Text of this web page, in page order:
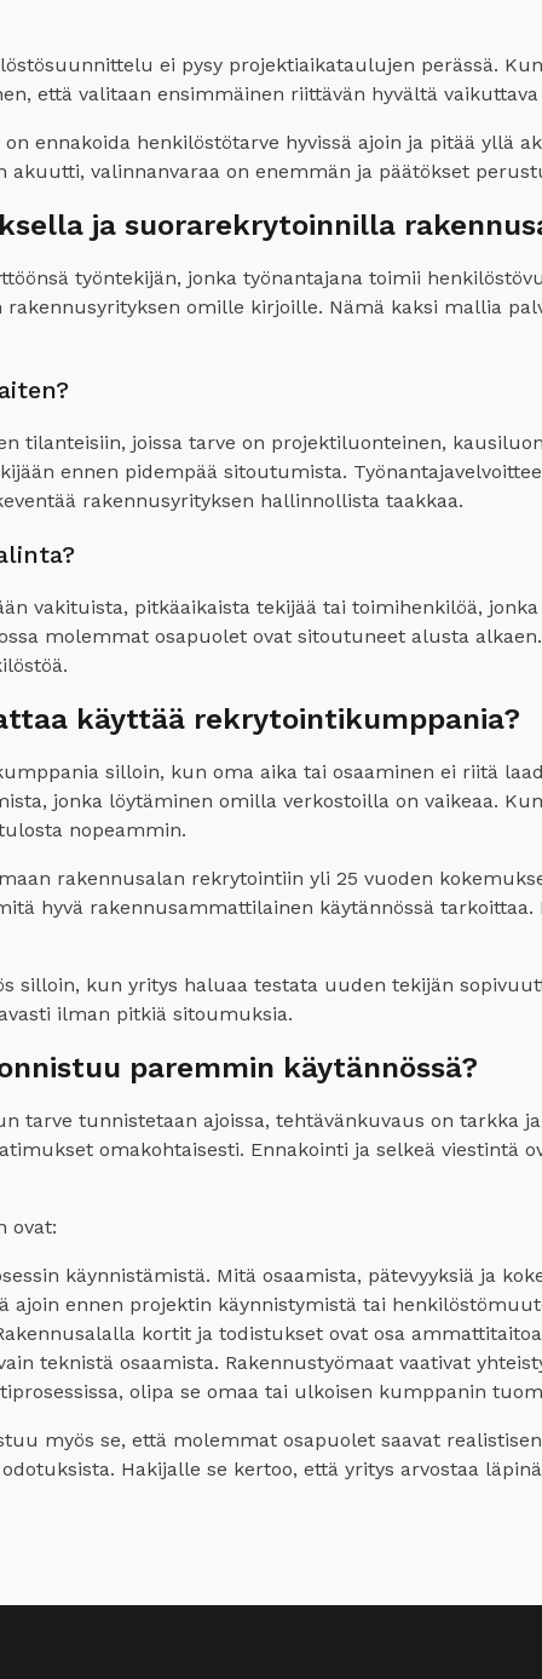
ei pysy projektiaikataulujen perässä.
että valitaan ensimmäinen riittävän hyvältä
ennakoida henkilöstötarve hyvissä ajoin ja pitää yllä
akuutti, valinnanvaraa on enemmän ja päätökset
ja suorarekrytoinnilla
työntekijän, jonka työnantajana toimii
rakennusyrityksen omille kirjoille. Nämä kaksi mallia
tilanteisiin, joissa tarve on projektiluonteinen,
ennen pidempää sitoutumista.
rakennusyrityksen hallinnollista taakkaa.
vakituista, pitkäaikaista tekijää tai toimihenkilöä,
molemmat osapuolet ovat sitoutuneet alusta
käyttää rekrytointikumppania?
silloin, kun oma aika tai osaaminen ei riitä
jonka löytäminen omilla verkostoilla on vaikeaa.
nopeammin.
rakennusalan rekrytointiin yli 25 vuoden
hyvä rakennusammattilainen käytännössä
silloin, kun yritys haluaa testata uuden tekijän
ilman pitkiä sitoumuksia.
paremmin käytännössä?
tarve tunnistetaan ajoissa, tehtävänkuvaus on tarkka
omakohtaisesti. Ennakointi ja selkeä viestintä
ovat:
käynnistämistä. Mitä osaamista, pätevyyksiä ja
ajoin ennen projektin käynnistymistä tai
kortit ja todistukset ovat osa
teknistä osaamista. Rakennustyömaat vaativat
olipa se omaa tai ulkoisen kumppanin
myös se, että molemmat osapuolet saavat
Hakijalle se kertoo, että yritys arvostaa